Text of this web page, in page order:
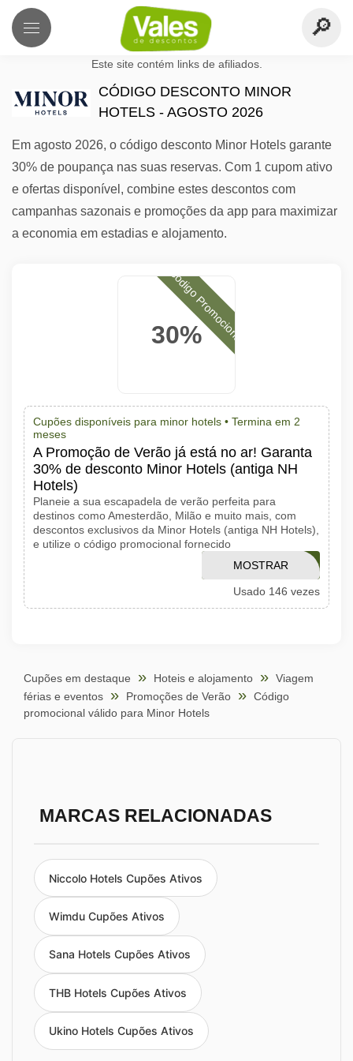
Este site contém links de afiliados.
CÓDIGO DESCONTO MINOR
HOTELS - AGOSTO 2026
Em agosto 2026, o código desconto Minor Hotels garante
30% de poupança nas suas reservas. Com 1 cupom ativo
e ofertas disponível, combine estes descontos com
campanhas sazonais e promoções da app para maximizar
a economia em estadias e alojamento.
30%
Código Promocional
Cupões disponíveis para minor hotels • Termina em 2
meses
A Promoção de Verão já está no ar! Garanta
30% de desconto Minor Hotels (antiga NH
Hotels)
Planeie a sua escapadela de verão perfeita para
destinos como Amesterdão, Milão e muito mais, com
descontos exclusivos da Minor Hotels (antiga NH Hotels),
e utilize o código promocional fornecido
SUMMERSTORY
MOSTRAR
CÓDIGO
Usado 146 vezes
Cupões em destaque Hoteis e alojamento
Viagem
férias e eventos
Promoções de Verão
Código
promocional válido para Minor Hotels
MARCAS RELACIONADAS
Niccolo Hotels Cupões Ativos
Wimdu Cupões Ativos
Sana Hotels Cupões Ativos
THB Hotels Cupões Ativos
Ukino Hotels Cupões Ativos